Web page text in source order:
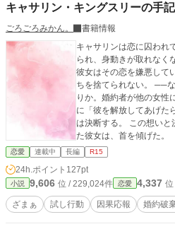
キャサリン・キングスリーの手記
ごろごろみかん。
書籍情報
キャサリンは恋に囚われ
られ、身動きが取れなく
彼女はその恋を嫌悪していた。 何度裏切られても
ちを捨てられない。 ──なんて愚か。 しかし、何度目の裏切
りか。婚約者が他の女性
に「彼を解放してあげた
は決断する。 この想いと決別するこ
た彼女は、首を傾げた。 「……どうして私、今まであんなひ
とに夢中になっていたの
恋愛 連載中 長編 R15
24h.ポイント 127pt
小説 9,606 位 / 229,024件 恋愛 4,337
ざまぁ 試し行動 因果応報 婚約破